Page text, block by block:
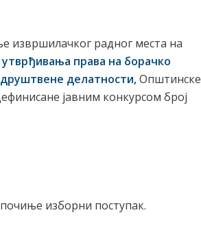
извршилачког радног места на
права на борачко
делатности,Општинске
јавним конкурсом број
изборни поступак.